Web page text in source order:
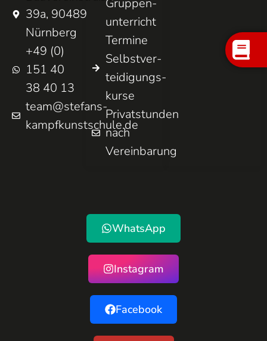
39a, 90489
Nürnberg
+49 (0)
151 40
38 40 13
team@stefans-
kampfkunstschule.de
Gruppen­
unterricht
Termine
Selbst­ver­
teidigungs­
kurse
Privatstunden
nach
Vereinbarung
WhatsApp
Instagram
Facebook